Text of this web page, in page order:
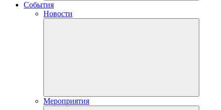
События
Новости
Мероприятия